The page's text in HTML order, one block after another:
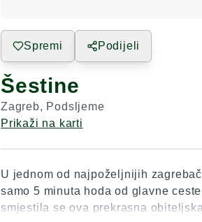
Spremi Podijeli
Šestine
Zagreb, Podsljeme
Prikaži na karti
U jednom od najpoželjnijih
samo 5 minuta hoda od glavne
smjestila se ova prekrasna